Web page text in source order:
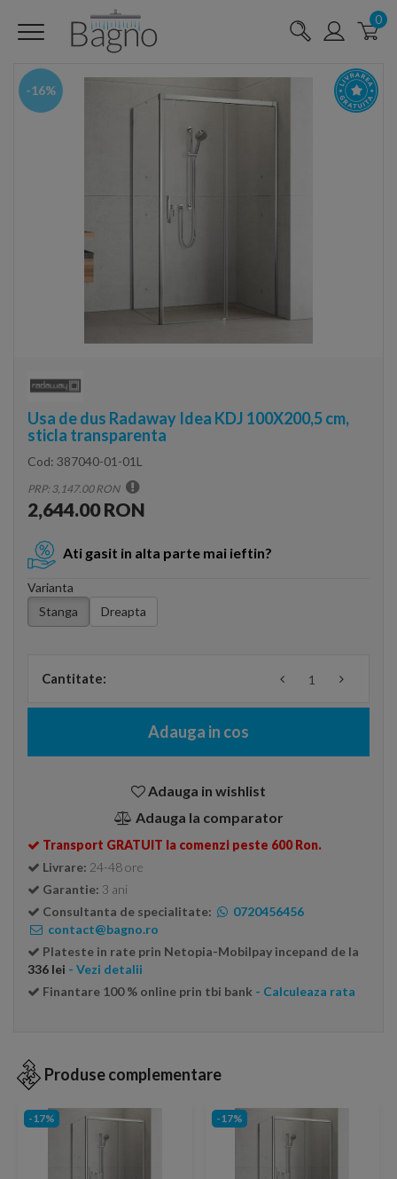
0
-16%
Usa de dus Radaway Idea KDJ 100X200,5 cm,
sticla transparenta
Cod: 387040-01-01L
PRP: 3,147.00 RON
2,644.00 RON
Ati gasit in alta parte mai ieftin?
Varianta
Stanga
Dreapta
Cantitate:
Adauga in cos
Adauga in wishlist
Adauga la comparator
Transport GRATUIT la comenzi peste 600 Ron.
Livrare: 24-48 ore
Garantie: 3 ani
Consultanta de specialitate:
0720456456
contact@bagno.ro
Plateste in rate prin Netopia-Mobilpay incepand de la
336 lei - Vezi detalii
Finantare 100 % online prin tbi bank - Calculeaza rata
Produse complementare
-17% -17%